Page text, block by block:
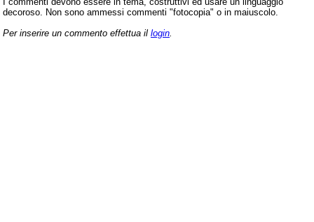
decoroso. Non sono ammessi commenti "fotocopia" o in maiuscolo.
Per inserire un commento effettua il login